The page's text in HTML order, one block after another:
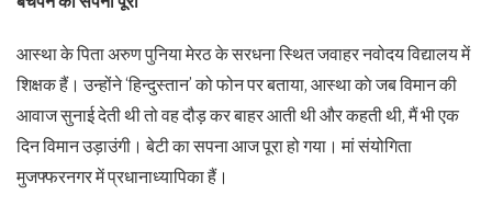
आस्था के पिता अरुण पुनिया मेरठ के सरधना स्थित जवाहर नवोदय विद्यालय में
शिक्षक हैं। उन्होंने ‘हिन्दुस्तान’ को फोन पर बताया, आस्था काे जब विमान की
आवाज सुनाई देती थी तो वह दौड़ कर बाहर आती थी और कहती थी, मैं भी एक
दिन विमान उड़ाउंगी। बेटी का सपना आज पूरा हो गया। मां संयोगिता
मुजफ्फरनगर में प्रधानाध्यापिका हैं।